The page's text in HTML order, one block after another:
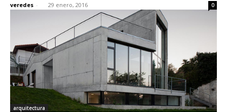
veredes - 29 enero, 2016 0
arquitectura